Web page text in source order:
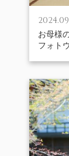
お母様
フォト